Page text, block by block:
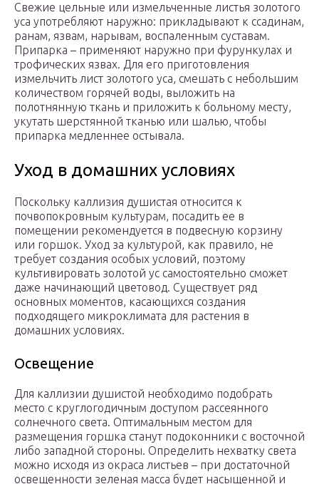
Свежие цельные или измельченные листья золотого
уса употребляют наружно: прикладывают к ссадинам,
ранам, язвам, нарывам, воспаленным суставам.
Припарка – применяют наружно при фурункулах и
трофических язвах. Для его приготовления
измельчить лист золотого уса, смешать с небольшим
количеством горячей воды, выложить на
полотнянную ткань и приложить к больному месту,
укутать шерстянной тканью или шалью, чтобы
припарка медленнее остывала.
Уход в домашних условиях
Поскольку каллизия душистая относится к
почвопокровным культурам, посадить ее в
помещении рекомендуется в подвесную корзину
или горшок. Уход за культурой, как правило, не
требует создания особых условий, поэтому
культивировать золотой ус самостоятельно сможет
даже начинающий цветовод. Существует ряд
основных моментов, касающихся создания
подходящего микроклимата для растения в
домашних условиях.
Освещение
Для каллизии душистой необходимо подобрать
место с круглогодичным доступом рассеянного
солнечного света. Оптимальным местом для
размещения горшка станут подоконники с восточной
либо западной стороны. Определить нехватку света
можно исходя из окраса листьев – при достаточной
освещенности зеленая масса будет насыщенной и